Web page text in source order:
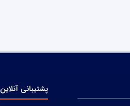
پشتیبانی آنلاین